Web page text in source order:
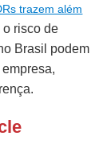
trazem além
risco de
Brasil podem